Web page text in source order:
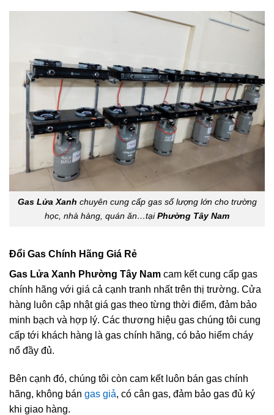
Gas Lửa Xanh chuyên cung cấp gas số lượng lớn cho trường
học, nhà hàng, quán ăn…tạiPhường Tây Nam
Đổi Gas Chính Hãng Giá Rẻ
Gas Lửa Xanh Phường Tây Nam cam kết cung cấp gas
chính hãng với giá cả cạnh tranh nhất trên thị trường. Cửa
hàng luôn cập nhật giá gas theo từng thời điểm, đảm bảo
minh bạch và hợp lý. Các thương hiệu gas chúng tôi cung
cấp tới khách hàng là gas chính hãng, có bảo hiểm cháy
nổ đầy đủ.
Bên cạnh đó, chúng tôi còn cam kết luôn bán gas chính
hãng, không bán gas giả, có cân gas, đảm bảo gas đủ ký
khi giao hàng.